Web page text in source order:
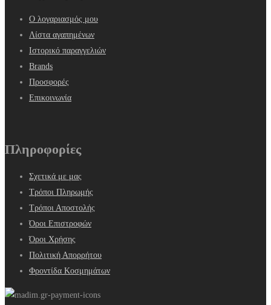
Ο λογαριασμός μου
Λίστα αγαπημένων
Ιστορικό παραγγελιών
Brands
Προσφορές
Επικοινωνία
Πληροφορίες
Σχετικά με μας
Τρόποι Πληρωμής
Τρόποι Αποστολής
Όροι Επιστροφών
Όροι Χρήσης
Πολιτική Απορρήτου
Φροντίδα Κοσμημάτων